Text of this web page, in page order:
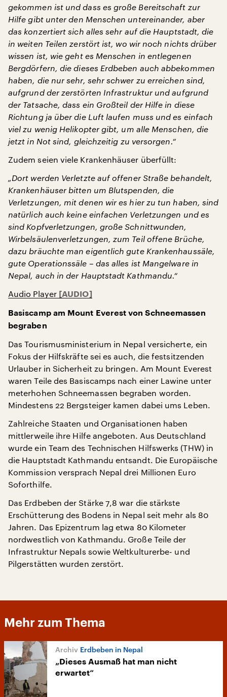
gekommen ist und dass es große Bereitschaft zur
Hilfe gibt unter den Menschen untereinander, aber
das konzertiert sich alles sehr auf die Hauptstadt, die
in weiten Teilen zerstört ist, wo wir noch nichts drüber
wissen ist, wie geht es Menschen in entlegenen
Bergdörfern, die dieses Erdbeben auch abbekommen
haben, die nur sehr, sehr schwer zu erreichen sind,
aufgrund der zerstörten Infrastruktur und aufgrund
der Tatsache, dass ein Großteil der Hilfe in diese
Richtung ja über die Luft laufen muss und es einfach
viel zu wenig Helikopter gibt, um alle Menschen, die
jetzt in Not sind, gleichzeitig zu versorgen.“
Zudem seien viele Krankenhäuser überfüllt:
„Dort werden Verletzte auf offener Straße behandelt,
Krankenhäuser bitten um Blutspenden, die
Verletzungen, mit denen wir es hier zu tun haben, sind
natürlich auch keine einfachen Verletzungen und es
sind Kopfverletzungen, große Schnittwunden,
Wirbelsäulenverletzungen, zum Teil offene Brüche,
dazu bräuchte man eigentlich gute Krankenhaussäle,
gute Operationssäle – das alles ist Mangelware in
Nepal, auch in der Hauptstadt Kathmandu.“
Audio Player
Basiscamp am Mount Everest von Schneemassen
begraben
Das Tourismusministerium in Nepal versicherte, ein
Fokus der Hilfskräfte sei es auch, die festsitzenden
Urlauber in Sicherheit zu bringen. Am Mount Everest
waren Teile des Basiscamps nach einer Lawine unter
meterhohen Schneemassen begraben worden.
Mindestens 22 Bergsteiger kamen dabei ums Leben.
Zahlreiche Staaten und Organisationen haben
mittlerweile ihre Hilfe angeboten. Aus Deutschland
wurde ein Team des Technischen Hilfswerks (THW) in
die Hauptstadt Kathmandu entsandt. Die Europäische
Kommission versprach Nepal drei Millionen Euro
Soforthilfe.
Das Erdbeben der Stärke 7,8 war die stärkste
Erschütterung des Bodens in Nepal seit mehr als 80
Jahren. Das Epizentrum lag etwa 80 Kilometer
nordwestlich von Kathmandu. Große Teile der
Infrastruktur Nepals sowie Weltkulturerbe- und
Pilgerstätten wurden zerstört.
Mehr zum Thema
Erdbeben in Nepal
„Dieses Ausmaß hat man nicht
erwartet“